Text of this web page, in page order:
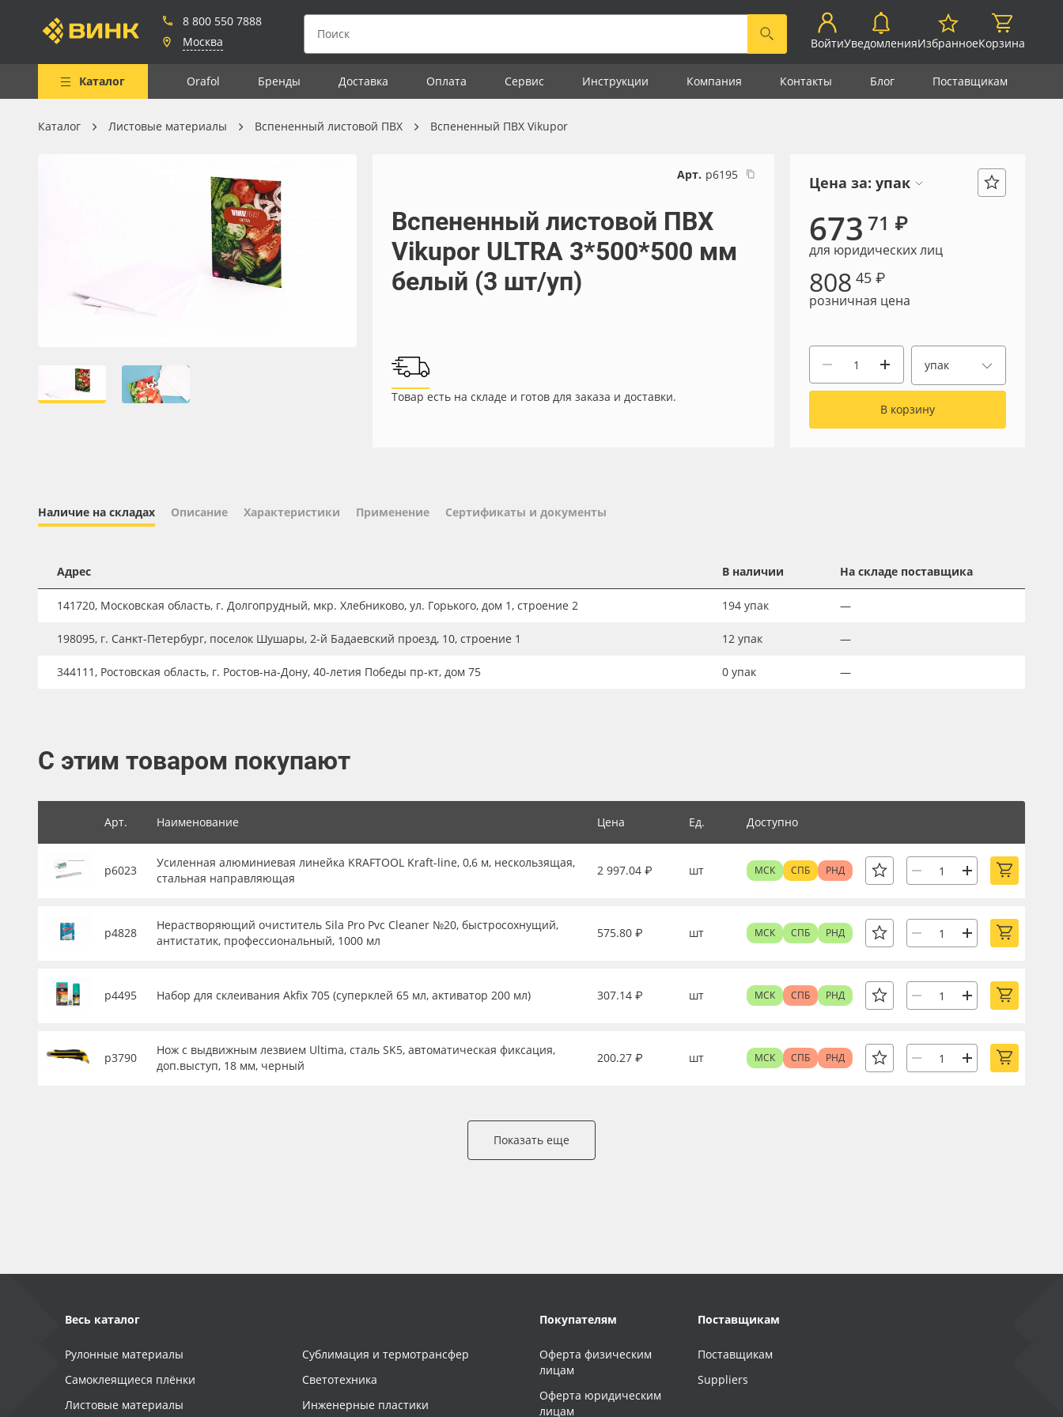
8 800 550 7888
Москва
ВойтиУведомленияИзбранноеКорзина
Каталог Orafol Бренды Доставка Оплата Сервис Инструкции Компания Контакты Блог Поставщикам
Весь каталог
Мобильные конструкции и
Сублимация и термотрансфер
Новинки ассортимента
Плёнка монтажная Oratape
ПЭТ листовой
ПЭТ бэклит
Заготовки для сувениров
Каталог Листовые материалы Вспененный листовой ПВХ Вспененный ПВХ Vikupor
Арт. р6195
Вспененный листовой ПВХ
Vikupor ULTRA 3*500*500 мм
белый (3 шт/уп)
Товар есть на складе и готов для заказа и доставки.
Цена за: упак
673 71 ₽
для юридических лиц
808 45 ₽
розничная цена
упак
В корзину
Наличие на складах Описание Характеристики Применение Сертификаты и документы
Адрес В наличии На складе поставщика
141720, Московская область, г. Долгопрудный, мкр. Хлебниково, ул. Горького, дом 1, строение 2 194 упак —
198095, г. Санкт-Петербург, поселок Шушары, 2-й Бадаевский проезд, 10, строение 1 12 упак —
344111, Ростовская область, г. Ростов-на-Дону, 40-летия Победы пр-кт, дом 75 0 упак —
С этим товаром покупают
Арт. Наименование Цена Ед. Доступно
р6023
Усиленная алюминиевая линейка KRAFTOOL Kraft-line, 0,6 м, нескользящая,
стальная направляющая
2 997.04 ₽ шт МСК СПБ РНД
р4828
Нерастворяющий очиститель Sila Pro Pvc Cleaner №20, быстросохнущий,
антистатик, профессиональный, 1000 мл
575.80 ₽ шт МСК СПБ РНД
р4495 Набор для склеивания Akfix 705 (суперклей 65 мл, активатор 200 мл) 307.14 ₽ шт МСК СПБ РНД
р3790
Нож с выдвижным лезвием Ultima, сталь SK5, автоматическая фиксация,
доп.выступ, 18 мм, черный
200.27 ₽ шт МСК СПБ РНД
Показать еще
Весь каталог
Рулонные материалы
Самоклеящиеся плёнки
Листовые материалы
Сублимация и термотрансфер
Светотехника
Инженерные пластики
Покупателям
Оферта физическим
лицам
Оферта юридическим
лицам
Поставщикам
Поставщикам
Suppliers